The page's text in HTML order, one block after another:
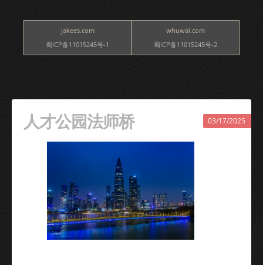
jakees.com
蜀ICP备11015245号-1
whuwai.com
蜀ICP备11015245号-2
人才公园法师桥 03/17/2025